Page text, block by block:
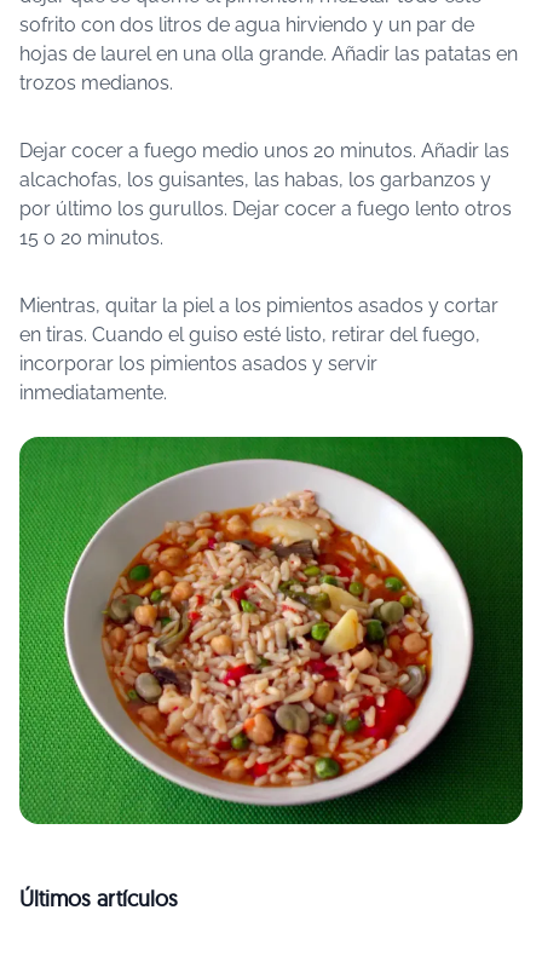
sofrito con dos litros de agua hirviendo y un par de
hojas de laurel en una olla grande. Añadir las patatas en
trozos medianos.
Dejar cocer a fuego medio unos 20 minutos. Añadir las
alcachofas, los guisantes, las habas, los garbanzos y
por último los gurullos. Dejar cocer a fuego lento otros
15 o 20 minutos.
Mientras, quitar la piel a los pimientos asados y cortar
en tiras. Cuando el guiso esté listo, retirar del fuego,
incorporar los pimientos asados y servir
inmediatamente.
Últimos artículos